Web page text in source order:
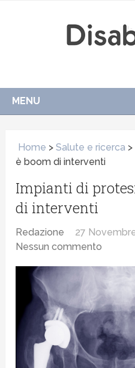
MENU
Home >Salute e ricerca >
è boom di interventi
Impianti di
di interventi
Redazione 27
Nessun commento